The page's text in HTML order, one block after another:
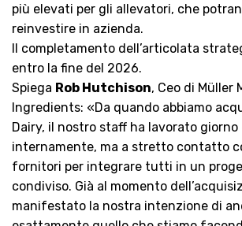
più elevati per gli allevatori, che
reinvestire in azienda.
Il completamento dell’articolata
entro la fine del 2026.
Spiega Rob Hutchison, Ceo di Müller
Ingredients: «Da quando abbiamo
Dairy, il nostro staff ha lavorato
internamente, ma a stretto contatto
fornitori per integrare tutti in un
condiviso. Già al momento
manifestato la nostra intenzione di